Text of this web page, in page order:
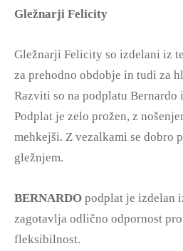
Gležnarji Felicity
Gležnarji Felicity so izdelani iz
za prehodno obdobje in tudi za
Razviti so na podplatu Bernardo
Podplat je zelo prožen, z
mehkejši. Z vezalkami se dobro
gležnjem.
BERNARDO podplat je izdelan
zagotavlja odlično odpornost
fleksibilnost.